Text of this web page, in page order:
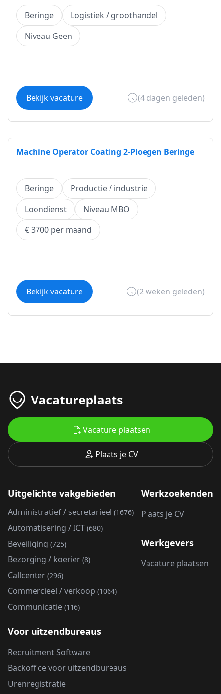
Beringe
Logistiek / groothandel
Niveau Geen
Bekijk vacature (4 dagen geleden)
Machine Operator Coating 2-Ploegen Beringe
Beringe
Productie / industrie
Loondienst
Niveau MBO
€ 3700 per maand
Bekijk vacature (2 weken geleden)
Plaats je CV
Vacature plaatsen
Uitgelichte vakgebieden
Administratief / secretarieel (1676)
Automatisering / ICT (680)
Beveiliging (725)
Bezorging / koerier (8)
Callcenter (296)
Commercieel / verkoop (1064)
Communicatie (116)
Werkzoekenden
Plaats je CV
Werkgevers
Vacature plaatsen
Voor uitzendbureaus
Recruitment Software
Backoffice voor uitzendbureaus
Urenregistratie